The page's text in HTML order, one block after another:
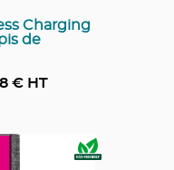
Charging
de
€ HT